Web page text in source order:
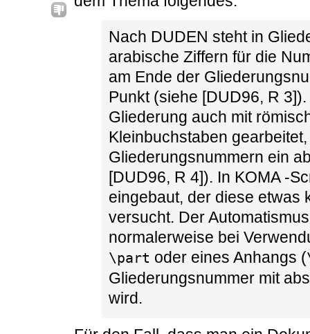
Nach DUDEN steht in
arabische Ziffern für die
am Ende der
Punkt (siehe [DUD96, R
Gliederung auch mit
Kleinbuchstaben
Gliederungsnummern ein
[DUD96, R 4]). In KOMA -
eingebaut, der diese etwas
versucht. Der
normalerweise bei
\part oder eines Anhangs (
Gliederungsnummer mit
wird.